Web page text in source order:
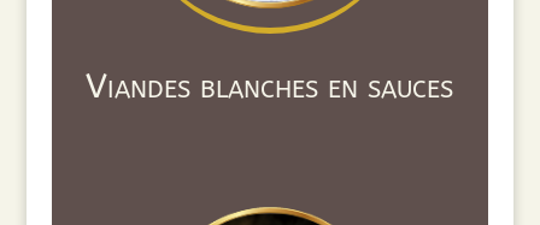
Viandes blanches en sauces